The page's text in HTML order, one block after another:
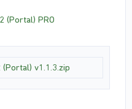
(Portal) PRO
v1.1.3.zip